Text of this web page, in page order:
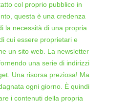
col proprio pubblico in
questa è una credenza
la necessità di una propria
cui essere proprietari e
un sito web. La newsletter
una serie di indirizzi
Una risorsa preziosa! Ma
ogni giorno. È quindi
i contenuti della propria